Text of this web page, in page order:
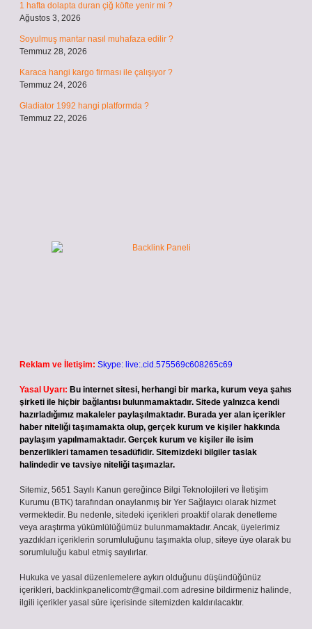
1 hafta dolapta duran çiğ köfte yenir mi ?
Ağustos 3, 2026
Soyulmuş mantar nasıl muhafaza edilir ?
Temmuz 28, 2026
Karaca hangi kargo firması ile çalışıyor ?
Temmuz 24, 2026
Gladiator 1992 hangi platformda ?
Temmuz 22, 2026
Reklam ve İletişim: Skype: live:.cid.575569c608265c69
Yasal Uyarı: Bu internet sitesi, herhangi bir marka, kurum veya şahıs
şirketi ile hiçbir bağlantısı bulunmamaktadır. Sitede yalnızca kendi
hazırladığımız makaleler paylaşılmaktadır. Burada yer alan içerikler
haber niteliği taşımamakta olup, gerçek kurum ve kişiler hakkında
paylaşım yapılmamaktadır. Gerçek kurum ve kişiler ile isim
benzerlikleri tamamen tesadüfidir. Sitemizdeki bilgiler taslak
halindedir ve tavsiye niteliği taşımazlar.
Sitemiz, 5651 Sayılı Kanun gereğince Bilgi Teknolojileri ve İletişim
Kurumu (BTK) tarafından onaylanmış bir Yer Sağlayıcı olarak hizmet
vermektedir. Bu nedenle, sitedeki içerikleri proaktif olarak denetleme
veya araştırma yükümlülüğümüz bulunmamaktadır. Ancak, üyelerimiz
yazdıkları içeriklerin sorumluluğunu taşımakta olup, siteye üye olarak bu
sorumluluğu kabul etmiş sayılırlar.
Hukuka ve yasal düzenlemelere aykırı olduğunu düşündüğünüz
içerikleri, backlinkpanelicomtr@gmail.com adresine bildirmeniz halinde,
ilgili içerikler yasal süre içerisinde sitemizden kaldırılacaktır.